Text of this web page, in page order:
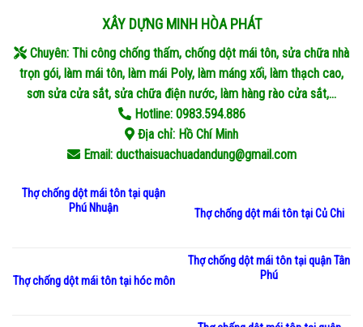
XÂY DỰNG MINH HÒA PHÁT
Chuyên: Thi công chống thấm, chống dột mái tôn, sửa chữa nhà
trọn gói, làm mái tôn, làm mái Poly, làm máng xối, làm thạch cao,
sơn sửa cửa sắt, sửa chữa điện nước, làm hàng rào cửa sắt,…
Hotline: 0983.594.886
Địa chỉ: Hồ Chí Minh
Email: ducthaisuachuadandung@gmail.com
Thợ chống dột mái tôn tại quận
Phú Nhuận
Thợ chống dột mái tôn tại Củ Chi
Thợ chống dột mái tôn tại hóc môn
Thợ chống dột mái tôn tại quận Tân
Phú